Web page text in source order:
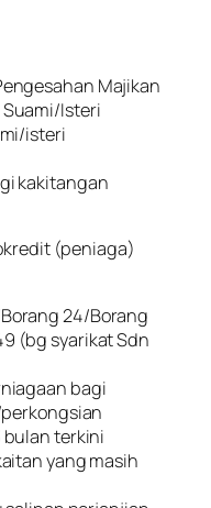
Majikan
Isteri
isteri
kakitangan
(peniaga)
24/Borang
(bg syarikat Sdn
bagi
bulan terkini
yang masih